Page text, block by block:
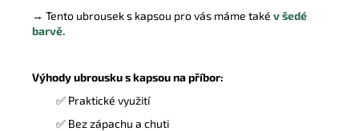
→ Tento ubrousek s kapsou pro vás máme také v šedé
barvě.
Výhody ubrousku s kapsou na příbor:
✅ Praktické využití
✅ Bez zápachu a chuti